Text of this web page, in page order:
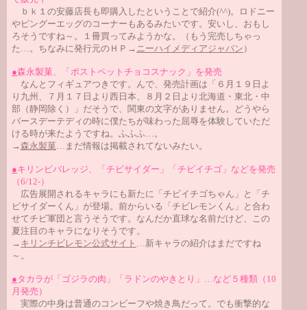
ｂｋ１の安藤店長も即購入したということで紹介(^^)。ロドニー
やピングーエッグのコーナーもあるみたいです。安いし、おもし
ろそうですね～。１冊買ってみようかな。（もう完売しちゃっ
た…。ちなみに発行元のＨＰ→ ニーハイメディアジャパン ）
●森永製菓、「ポストペットチョコスナック」を発売
なんとフィギュアつきです。んで、発売計画は「６月１９日よ
り九州、７月１７日より西日本、８月２日より北海道・東北・中
部（静岡除く）」だそうで、関東の文字がありません。どうやら
バースデーテディの時に僕たちが味わった屈辱を体験していただ
ける時が来たようですね。ふふふ…。
→森永製菓…まだ情報は掲載されてないみたい。
●キリンビバレッジ、「チビサイダー」「チビイチゴ」などを発売
（6/12-）
広告展開されるキャラにも新たに「チビイチゴちゃん」と「チ
ビサイダーくん」が登場。前からいる「チビレモンくん」と合わ
せてチビ軍団と言うそうです。なんだか直球な名前だけど、この
夏注目のキャラになりそうです。
→ キリンチビレモン公式サイト …新キャラの紹介はまだですね
～。
● タカラが「ゴジラの肉」「ラドンのやきとり」…など５種類（10
月発売）
実際の中身は普通のコンビーフや焼き鳥だって。でも衝撃的な